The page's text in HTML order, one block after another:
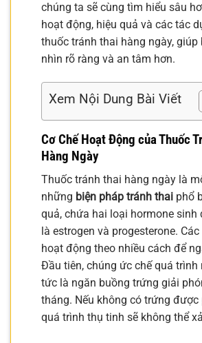
chúng ta sẽ cùng tìm hiểu sâu
hoạt động, hiệu quả và các tác
thuốc tránh thai hàng ngày, giúp
nhìn rõ ràng và an tâm hơn.
Xem Nội Dung Bài Viết
Cơ Chế Hoạt Động của Thuốc
Hàng Ngày
Thuốc tránh thai hàng ngày là
những biện pháp tránh thai phổ
quả, chứa hai loại hormone sinh
là estrogen và progesterone.
hoạt động theo nhiều cách để
Đầu tiên, chúng ức chế quá trình
tức là ngăn buồng trứng giải
tháng. Nếu không có trứng được
quá trình thụ tinh sẽ không thể